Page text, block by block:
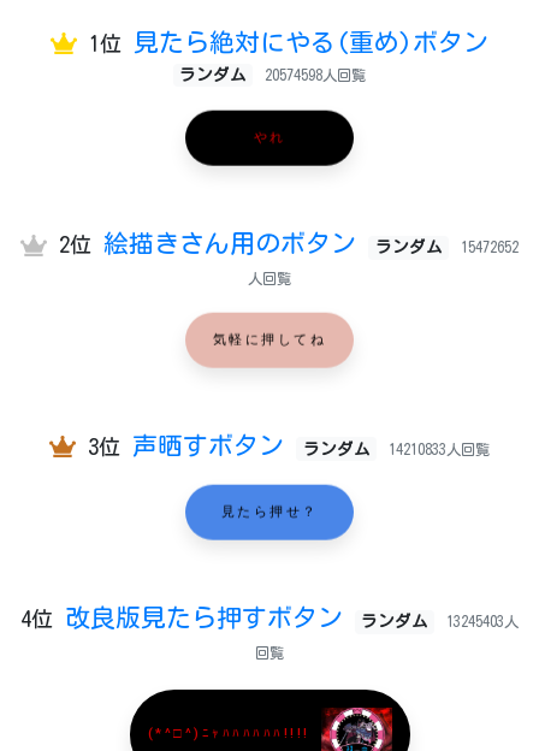
1位 見たら絶対にやる(重め)ボタン
ランダム 20574598人回覧
やれ
2位 絵描きさん用のボタン ランダム 15472652
人回覧
気軽に押してね
3位 声晒すボタン ランダム 14210833人回覧
見たら押せ？
4位 改良版見たら押すボタン ランダム 13245403人
回覧
(*^□^)ﾆｬﾊﾊﾊﾊﾊﾊ!!!!